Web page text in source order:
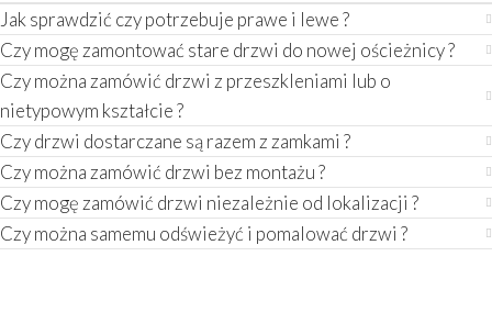
Jak sprawdzić czy potrzebuje prawe i lewe ?
Czy mogę zamontować stare drzwi do nowej ościeżnicy ?
Czy można zamówić drzwi z przeszkleniami lub o
nietypowym kształcie ?
Czy drzwi dostarczane są razem z zamkami ?
Czy można zamówić drzwi bez montażu ?
Czy mogę zamówić drzwi niezależnie od lokalizacji ?
Czy można samemu odświeżyć i pomalować drzwi ?